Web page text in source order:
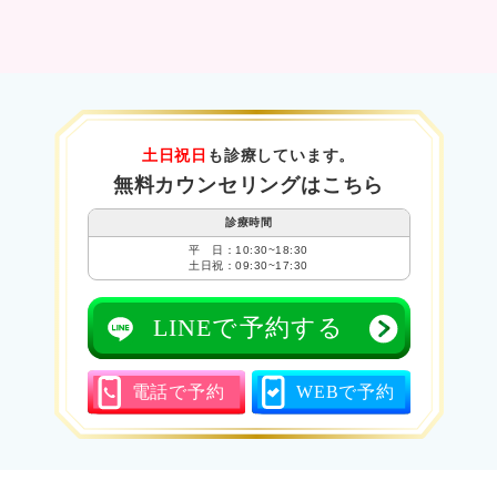
土日祝日 も診療しています。
無料カウンセリングはこちら
診療時間
平 日：10:30~18:30
土日祝：09:30~17:30
LINEで予約する
電話で予約 WEBで予約